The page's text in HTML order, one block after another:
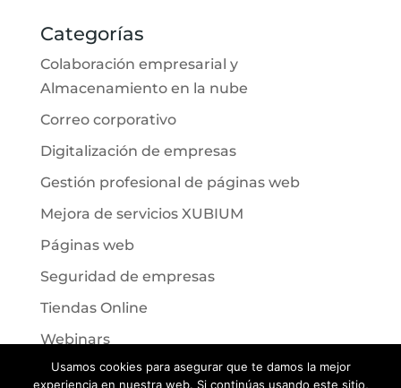
Categorías
Colaboración empresarial y
Almacenamiento en la nube
Correo corporativo
Digitalización de empresas
Gestión profesional de páginas web
Mejora de servicios XUBIUM
Páginas web
Seguridad de empresas
Tiendas Online
Webinars
Usamos cookies para asegurar que te damos la mejor
experiencia en nuestra web. Si continúas usando este sitio,